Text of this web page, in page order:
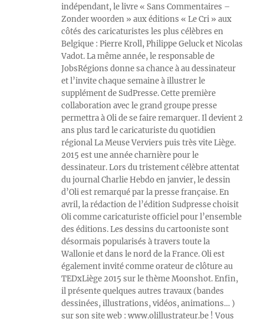
indépendant, le livre « Sans Commentaires –
Zonder woorden » aux éditions « Le Cri » aux
côtés des caricaturistes les plus célèbres en
Belgique : Pierre Kroll, Philippe Geluck et Nicolas
Vadot. La même année, le responsable de
JobsRégions donne sa chance à au dessinateur
et l’invite chaque semaine à illustrer le
supplément de SudPresse. Cette première
collaboration avec le grand groupe presse
permettra à Oli de se faire remarquer. Il devient 2
ans plus tard le caricaturiste du quotidien
régional La Meuse Verviers puis très vite Liège.
2015 est une année charnière pour le
dessinateur. Lors du tristement célèbre attentat
du journal Charlie Hebdo en janvier, le dessin
d’Oli est remarqué par la presse française. En
avril, la rédaction de l’édition Sudpresse choisit
Oli comme caricaturiste officiel pour l’ensemble
des éditions. Les dessins du cartooniste sont
désormais popularisés à travers toute la
Wallonie et dans le nord de la France. Oli est
également invité comme orateur de clôture au
TEDxLiège 2015 sur le thème Moonshot. Enfin,
il présente quelques autres travaux (bandes
dessinées, illustrations, vidéos, animations… )
sur son site web : www.olillustrateur.be ! Vous